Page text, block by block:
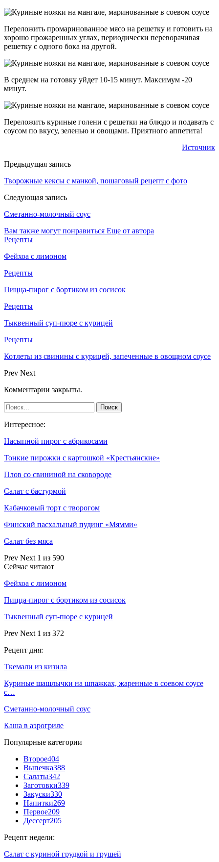
Переложить промаринованное мясо на решетку и готовить на
хорошо прожаренных углах, периодически переворачивая
решетку с одного бока на другой.
В среднем на готовку уйдет 10-15 минут. Максимум -20
минут.
Переложить куриные голени с решетки на блюдо и подавать с
соусом по вкусу, зеленью и овощами. Приятного аппетита!
Источник
Предыдущая запись
Творожные кексы с манкой, пошаговый рецепт с фото
Следующая запись
Сметанно-молочный соус
Вам также могут понравиться Еще от автора
Рецепты
Фейхоа с лимоном
Рецепты
Пицца-пирог с бортиком из сосисок
Рецепты
Тыквенный суп-пюре с курицей
Рецепты
Котлеты из свинины с курицей, запеченные в овощном соусе
Prev Next
Комментарии закрыты.
Интересное:
Насыпной пирог с абрикосами
Тонкие пирожки с картошкой «Крестьянские»
Плов со свининой на сковороде
Салат с бастурмой
Кабачковый торт с творогом
Финский пасхальный пудинг «Мямми»
Салат без мяса
Prev Next 1 из 590
Сейчас читают
Фейхоа с лимоном
Пицца-пирог с бортиком из сосисок
Тыквенный суп-пюре с курицей
Prev Next 1 из 372
Рецепт дня:
Ткемали из кизила
Куриные шашлычки на шпажках, жаренные в соевом соусе
с…
Сметанно-молочный соус
Каша в аэрогриле
Популярные категории
Второе404
Выпечка388
Салаты342
Заготовки339
Закуски330
Напитки269
Первое209
Дессерт205
Рецепт недели:
Салат с куриной грудкой и грушей